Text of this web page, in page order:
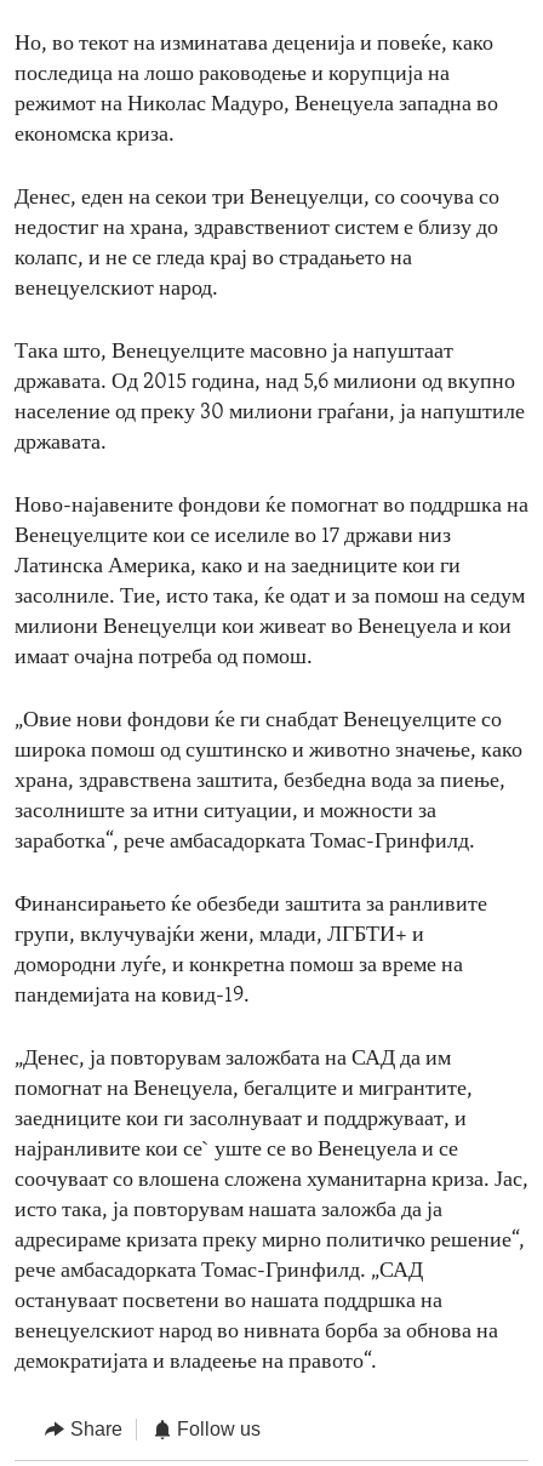
Но, во текот на изминатава деценија и повеќе, како
последица на лошо раководење и корупција на
режимот на Николас Мадуро, Венецуела западна во
економска криза.
Денес, еден на секои три Венецуелци, со соочува со
недостиг на храна, здравствениот систем е близу до
колапс, и не се гледа крај во страдањето на
венецуелскиот народ.
Така што, Венецуелците масовно ја напуштаат
државата. Од 2015 година, над 5,6 милиони од вкупно
население од преку 30 милиони граѓани, ја напуштиле
државата.
Ново-најавените фондови ќе помогнат во поддршка на
Венецуелците кои се иселиле во 17 држави низ
Латинска Америка, како и на заедниците кои ги
засолниле. Тие, исто така, ќе одат и за помош на седум
милиони Венецуелци кои живеат во Венецуела и кои
имаат очајна потреба од помош.
„Овие нови фондови ќе ги снабдат Венецуелците со
широка помош од суштинско и животно значење, како
храна, здравствена заштита, безбедна вода за пиење,
засолниште за итни ситуации, и можности за
заработка“, рече амбасадорката Томас-Гринфилд.
Финансирањето ќе обезбеди заштита за ранливите
групи, вклучувајќи жени, млади, ЛГБТИ+ и
домородни луѓе, и конкретна помош за време на
пандемијата на ковид-19.
„Денес, ја повторувам заложбата на САД да им
помогнат на Венецуела, бегалците и мигрантите,
заедниците кои ги засолнуваат и поддржуваат, и
најранливите кои се` уште се во Венецуела и се
соочуваат со влошена сложена хуманитарна криза. Јас,
исто така, ја повторувам нашата заложба да ја
адресираме кризата преку мирно политичко решение“,
рече амбасадорката Томас-Гринфилд. „САД
остануваат посветени во нашата поддршка на
венецуелскиот народ во нивната борба за обнова на
демократијата и владеење на правото“.
Share Follow us